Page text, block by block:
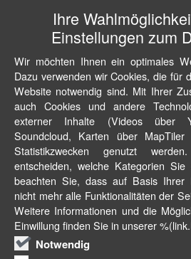
Ihre
Einstellungen zum
Wir möchten Ihnen ein optimales
Dazu verwenden wir Cookies, die für
Website notwendig sind. Mit Ihrer
auch Cookies und andere
externer Inhalte (Videos über
Soundcloud, Karten über
Statistikzwecken genutzt
entscheiden, welche Kategorien
beachten Sie, dass auf Basis Ihrer
nicht mehr alle Funktionalitäten der
Weitere Informationen und die
Einwillung finden Sie in unserer
Notwendig